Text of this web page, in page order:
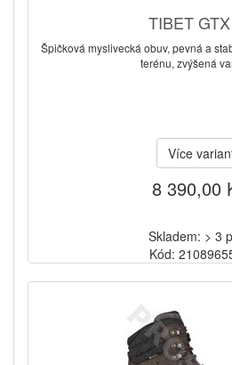
TIBET
Špičková myslivecká obuv, pevná a
terénu, zvýšená
Více
8 390,00
Skladem: > 3
Kód: